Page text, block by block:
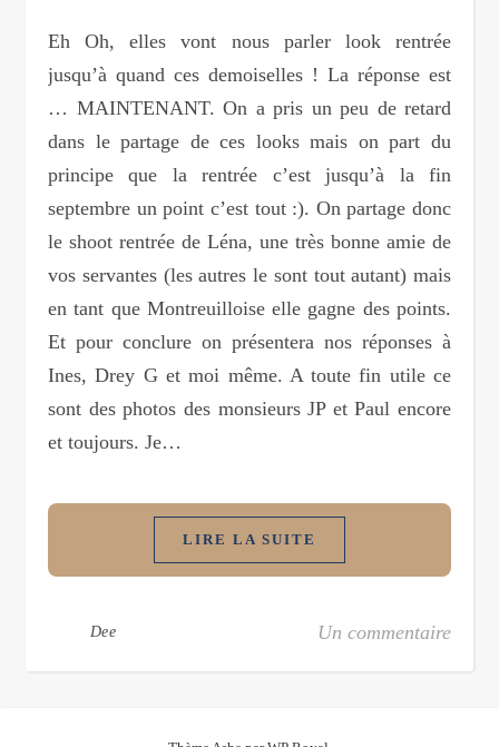
Eh Oh, elles vont nous parler look rentrée
jusqu’à quand ces demoiselles ! La réponse est
… MAINTENANT. On a pris un peu de retard
dans le partage de ces looks mais on part du
principe que la rentrée c’est jusqu’à la fin
septembre un point c’est tout :). On partage donc
le shoot rentrée de Léna, une très bonne amie de
vos servantes (les autres le sont tout autant) mais
en tant que Montreuilloise elle gagne des points.
Et pour conclure on présentera nos réponses à
Ines, Drey G et moi même. A toute fin utile ce
sont des photos des monsieurs JP et Paul encore
et toujours. Je…
LIRE LA SUITE
Dee Un commentaire